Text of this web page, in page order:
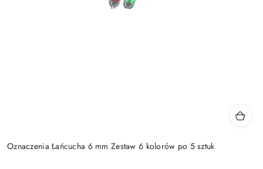
Oznaczenia Łańcucha 6 mm Zestaw 6 kolorów po 5 sztuk